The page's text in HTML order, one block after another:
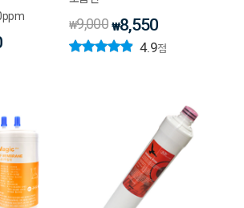
₩9,000 ₩8,550
4.9점